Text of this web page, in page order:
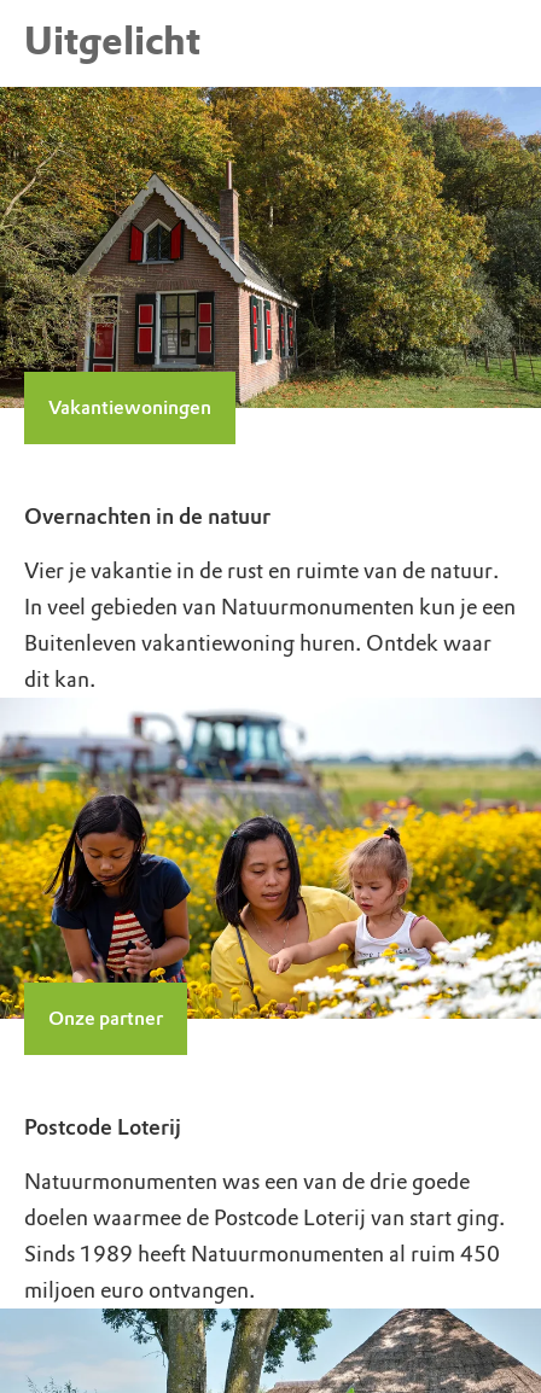
Uitgelicht
Vakantiewoningen
Overnachten in de natuur
Vier je vakantie in de rust en ruimte van de natuur.
In veel gebieden van Natuurmonumenten kun je een
Buitenleven vakantiewoning huren. Ontdek waar
dit kan.
Onze partner
Postcode Loterij
Natuurmonumenten was een van de drie goede
doelen waarmee de Postcode Loterij van start ging.
Sinds 1989 heeft Natuurmonumenten al ruim 450
miljoen euro ontvangen.